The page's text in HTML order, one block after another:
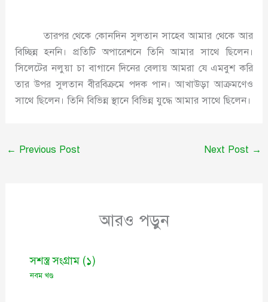
তারপর থেকে কোনদিন সুলতান সাহেব আমার থেকে আর
বিচ্ছিন্ন হননি। প্রতিটি অপারেশনে তিনি আমার সাথে ছিলেন।
সিলেটের নলুয়া চা বাগানে দিনের বেলায় আমরা যে এমবুশ করি
তার উপর সুলতান বীরবিক্রমে পদক পান। আখাউড়া আক্রমণেও
সাথে ছিলেন। তিনি বিভিন্ন স্থানে বিভিন্ন যুদ্ধে আমার সাথে ছিলেন।
← Previous Post Next Post →
আরও পড়ুন
সশস্ত্র সংগ্রাম (১)
নবম খণ্ড